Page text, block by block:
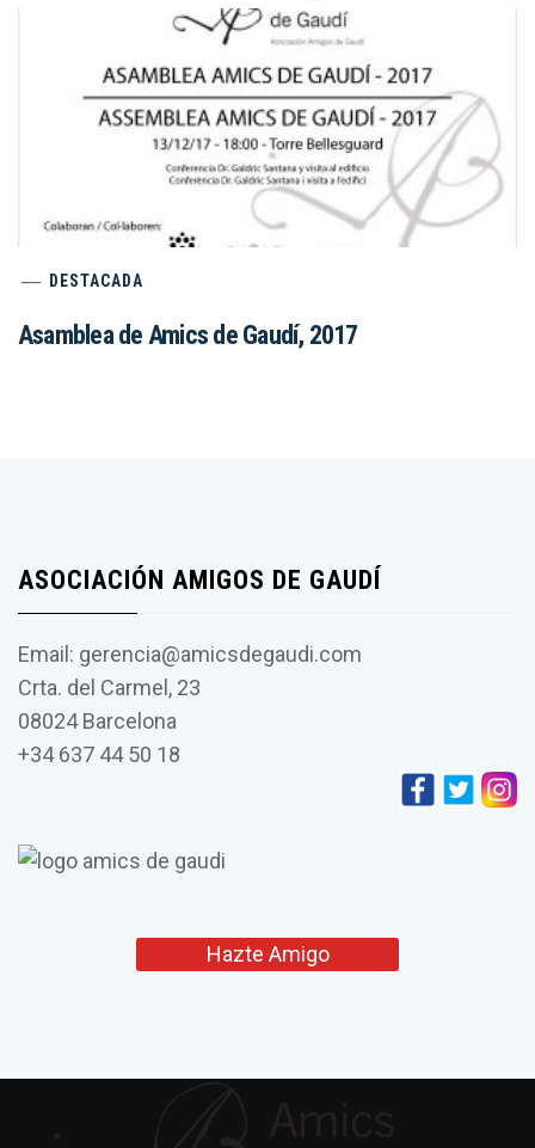
DESTACADA
Asamblea de Amics de Gaudí, 2017
ASOCIACIÓN AMIGOS DE GAUDÍ
Email: gerencia@amicsdegaudi.com
Crta. del Carmel, 23
08024 Barcelona
+34 637 44 50 18
Hazte Amigo